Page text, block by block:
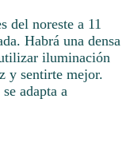
del noreste a 11
Habrá una densa
iluminación
y sentirte mejor.
adapta a